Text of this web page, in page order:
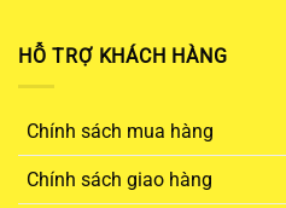
HỖ TRỢ KHÁCH HÀNG
Chính sách mua hàng
Chính sách giao hàng